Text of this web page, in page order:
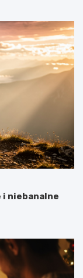
i niebanalne